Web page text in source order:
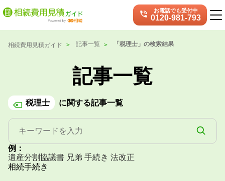
phone_in_talk お電話でも受付中
0120-981-793
相続費用見積ガイド 記事一覧 「税理士」の検索結果
記事一覧
税理士 に関する記事一覧
例：
遺産分割協議書 兄弟 手続き 法改正